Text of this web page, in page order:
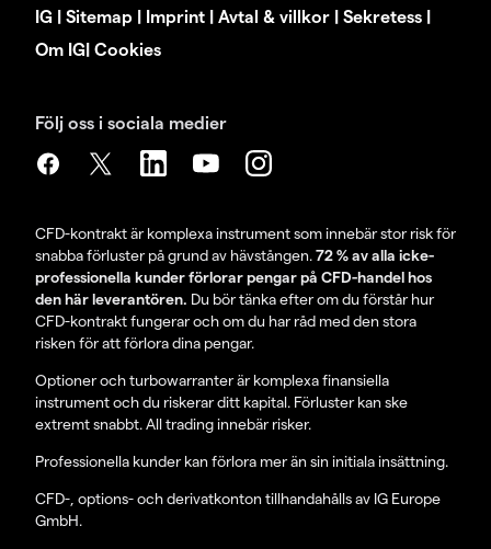
IG | Sitemap | Imprint | Avtal & villkor | Sekretess |
Om IG| Cookies
Följ oss i sociala medier
CFD-kontrakt är komplexa instrument som innebär stor risk för
snabba förluster på grund av hävstången.72 % av alla icke-
professionella kunder förlorar pengar på CFD-handel hos
den här leverantören. Du bör tänka efter om du förstår hur
CFD-kontrakt fungerar och om du har råd med den stora
risken för att förlora dina pengar.
Optioner och turbowarranter är komplexa finansiella
instrument och du riskerar ditt kapital. Förluster kan ske
extremt snabbt. All trading innebär risker.
Professionella kunder kan förlora mer än sin initiala insättning.
CFD-, options- och derivatkonton tillhandahålls av IG Europe
GmbH.